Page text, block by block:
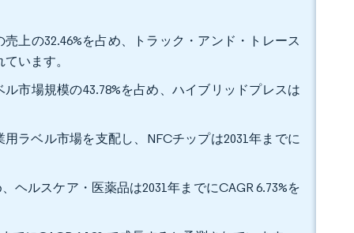
上の32.46%を占め、トラック・アンド・トレース
います。
市場規模の43.78%を占め、ハイブリッドプレスは
ラベル市場を支配し、NFCチップは2031年までに
ヘルスケア・医薬品は2031年までにCAGR 6.73%を